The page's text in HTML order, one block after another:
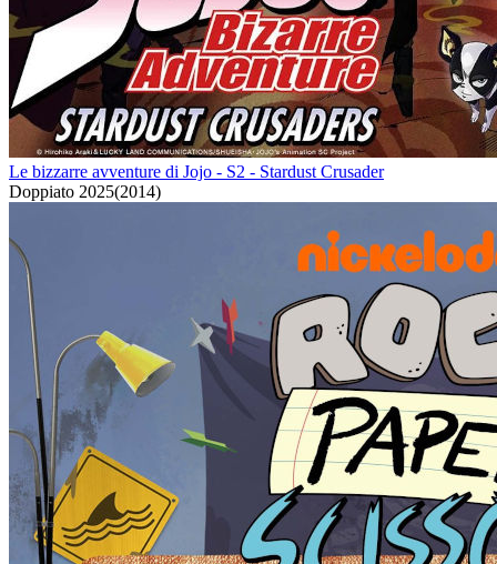
Le bizzarre avventure di Jojo - S2 - Stardust Crusader
Doppiato 2025(2014)